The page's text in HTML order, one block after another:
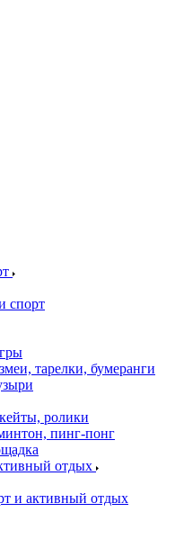
спорт
тарелки, бумеранги
ролики
пинг-понг
отдых
и активный отдых